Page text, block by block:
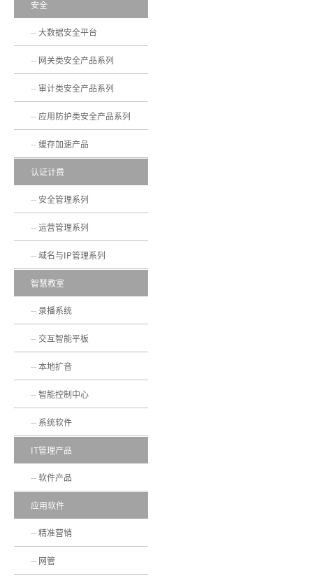
安全
大数据安全平台
网关类安全产品系列
审计类安全产品系列
应用防护类安全产品系列
缓存加速产品
认证计费
安全管理系列
运营管理系列
域名与IP管理系列
智慧教室
录播系统
交互智能平板
本地扩音
智能控制中心
系统软件
IT管理产品
软件产品
应用软件
精准营销
网管